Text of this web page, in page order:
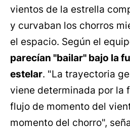
vientos de la estrella
y curvaban los chorros
el espacio. Según el
parecían "bailar" bajo la
estelar. "La trayectoria
viene determinada por la
flujo de momento del
momento del chorro",